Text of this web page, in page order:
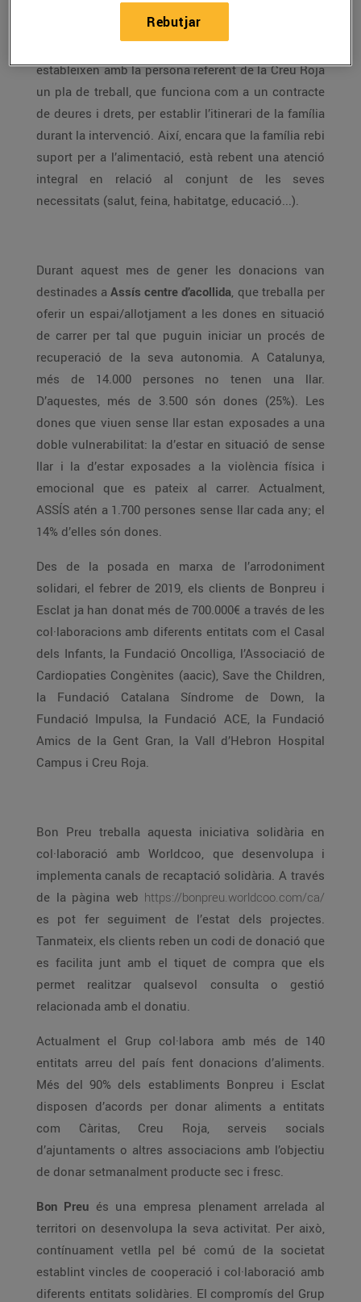
estableixen amb la persona referent de la Creu Roja
un pla de treball, que funciona com a un contracte
de deures i drets, per establir l’itinerari de la família
durant la intervenció. Així, encara que la família rebi
suport per a l’alimentació, està rebent una atenció
integral en relació al conjunt de les seves
necessitats (salut, feina, habitatge, educació...).
Durant aquest mes de gener les donacions van
destinades a Assís centre d’acollida, que treballa per
oferir un espai/allotjament a les dones en situació
de carrer per tal que puguin iniciar un procés de
recuperació de la seva autonomia. A Catalunya,
més de 14.000 persones no tenen una llar.
D’aquestes, més de 3.500 són dones (25%). Les
dones que viuen sense llar estan exposades a una
doble vulnerabilitat: la d’estar en situació de sense
llar i la d’estar exposades a la violència física i
emocional que es pateix al carrer. Actualment,
ASSÍS atén a 1.700 persones sense llar cada any; el
14% d’elles són dones.
Des de la posada en marxa de l’arrodoniment
solidari, el febrer de 2019, els clients de Bonpreu i
Esclat ja han donat més de 700.000€ a través de les
col·laboracions amb diferents entitats com el Casal
dels Infants, la Fundació Oncolliga, l’Associació de
Cardiopaties Congènites (aacic), Save the Children,
la Fundació Catalana Síndrome de Down, la
Fundació Impulsa, la Fundació ACE, la Fundació
Amics de la Gent Gran, la Vall d’Hebron Hospital
Campus i Creu Roja.
Bon Preu treballa aquesta iniciativa solidària en
col·laboració amb Worldcoo, que desenvolupa i
implementa canals de recaptació solidària. A través
de la pàgina web https://bonpreu.worldcoo.com/ca/
es pot fer seguiment de l’estat dels projectes.
Tanmateix, els clients reben un codi de donació que
es facilita junt amb el tiquet de compra que els
permet realitzar qualsevol consulta o gestió
relacionada amb el donatiu.
Actualment el Grup col·labora amb més de 140
entitats arreu del país fent donacions d’aliments.
Més del 90% dels establiments Bonpreu i Esclat
disposen d’acords per donar aliments a entitats
com Càritas, Creu Roja, serveis socials
d’ajuntaments o altres associacions amb l’objectiu
de donar setmanalment producte sec i fresc.
Bon Preu és una empresa plenament arrelada al
territori on desenvolupa la seva activitat. Per això,
contínuament vetlla pel bé comú de la societat
establint vincles de cooperació i col·laboració amb
diferents entitats solidàries. El compromís del Grup
Rebutjar